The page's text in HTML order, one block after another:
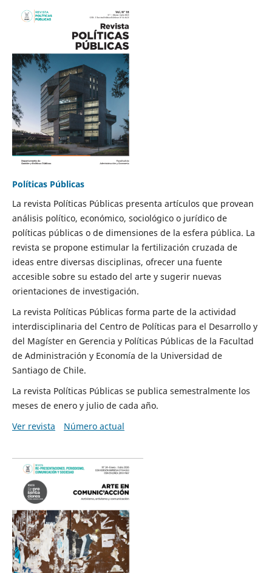
Políticas Públicas
La revista Políticas Públicas presenta artículos que provean
análisis político, económico, sociológico o jurídico de
políticas públicas o de dimensiones de la esfera pública. La
revista se propone estimular la fertilización cruzada de
ideas entre diversas disciplinas, ofrecer una fuente
accesible sobre su estado del arte y sugerir nuevas
orientaciones de investigación.
La revista Políticas Públicas forma parte de la actividad
interdisciplinaria del Centro de Políticas para el Desarrollo y
del Magíster en Gerencia y Políticas Públicas de la Facultad
de Administración y Economía de la Universidad de
Santiago de Chile.
La revista Políticas Públicas se publica semestralmente los
meses de enero y julio de cada año.
Ver revista
Número actual